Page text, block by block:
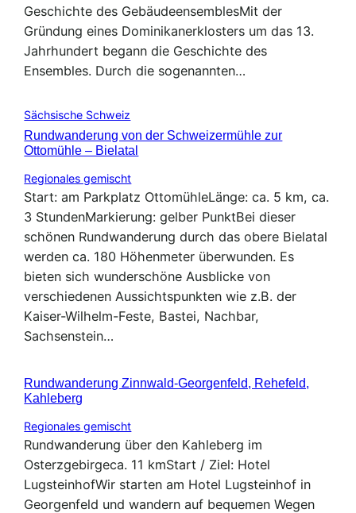
Geschichte des GebäudeensemblesMit der
Gründung eines Dominikanerklosters um das 13.
Jahrhundert begann die Geschichte des
Ensembles. Durch die sogenannten…
Sächsische Schweiz
Rundwanderung von der Schweizermühle zur
Ottomühle – Bielatal
Regionales gemischt
Start: am Parkplatz OttomühleLänge: ca. 5 km, ca.
3 StundenMarkierung: gelber PunktBei dieser
schönen Rundwanderung durch das obere Bielatal
werden ca. 180 Höhenmeter überwunden. Es
bieten sich wunderschöne Ausblicke von
verschiedenen Aussichtspunkten wie z.B. der
Kaiser-Wilhelm-Feste, Bastei, Nachbar,
Sachsenstein…
Rundwanderung Zinnwald-Georgenfeld, Rehefeld,
Kahleberg
Regionales gemischt
Rundwanderung über den Kahleberg im
Osterzgebirgeca. 11 kmStart / Ziel: Hotel
LugsteinhofWir starten am Hotel Lugsteinhof in
Georgenfeld und wandern auf bequemen Wegen